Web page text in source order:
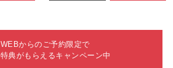
WEBからのご予約限定で
特典がもらえるキャンペーン中